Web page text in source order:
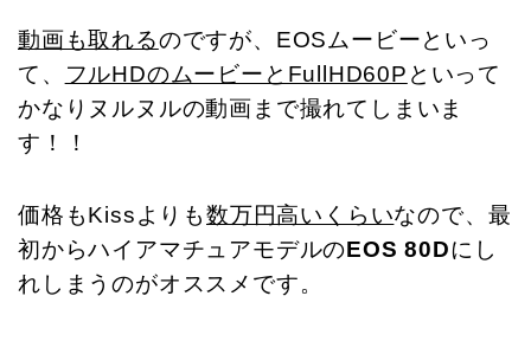
動画も取れるのですが、EOSムービーといっ
て、
フルHDのムービーとFullHD60P といって
かなりヌルヌルの動画まで撮れてしまいま
す！！
価格もKissよりも数万円高いくらいなので、最
初からハイアマチュアモデルのEOS 80Dにし
れしまうのがオススメです。